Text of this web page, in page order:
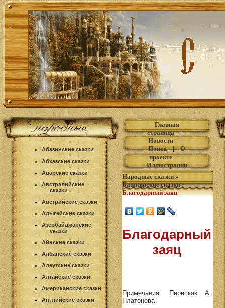
Абазинские сказки
Абхазские сказки
Аварские сказки
Австралийские
сказки
Австрийские сказки
Адыгейские сказки
Азербайджанские
сказки
Айнские сказки
Албанские сказки
Алеутские сказки
Алтайские сказки
Американские сказки
Английские сказки
Главная
страница|
Новости|
Поиск|О
проекте|
Иллюстрации
Народные сказки »
Башкирские сказки:
Благодарный заяц
Благодарный
заяц
Примечания: Пересказ А.
Платонова